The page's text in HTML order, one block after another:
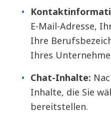
E-Mail-Adresse,
Ihre
Ihres
Chat-Inhalte:
Inhalte, die Sie
bereitstellen.